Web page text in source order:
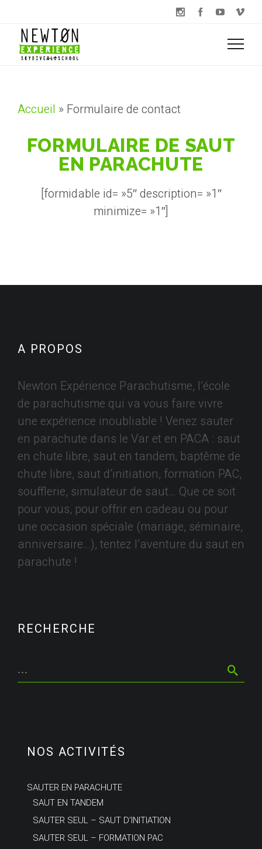
Accueil » Formulaire de contact
FORMULAIRE DE SAUT
EN PARACHUTE
[formidable id= »5″ description= »1″
minimize= »1″]
A PROPOS
Newton Expérience Parachutisme, l’école
de parachutisme qui va vous faire vivre
une expérience inoubliable ! Venez sauter
en parachute dans le Var et en PACA : saut
en chute libre, saut en tandem, baptême de
chute libre, saut d’initiation, formation PAC,
soufflerie, simulateur de saut… Que ce soit
pour vous, pour offrir en cadeau ou pour
une occasion spéciale (mariage, séminaire,
anniversaire…), tentez l’aventure du saut en
parachute !
RECHERCHE
NOS ACTIVITÉS
SAUTER EN PARACHUTE
SAUT EN TANDEM
SAUTER SEUL – SAUT D’INITIATION
SAUTER SEUL – FORMATION PAC